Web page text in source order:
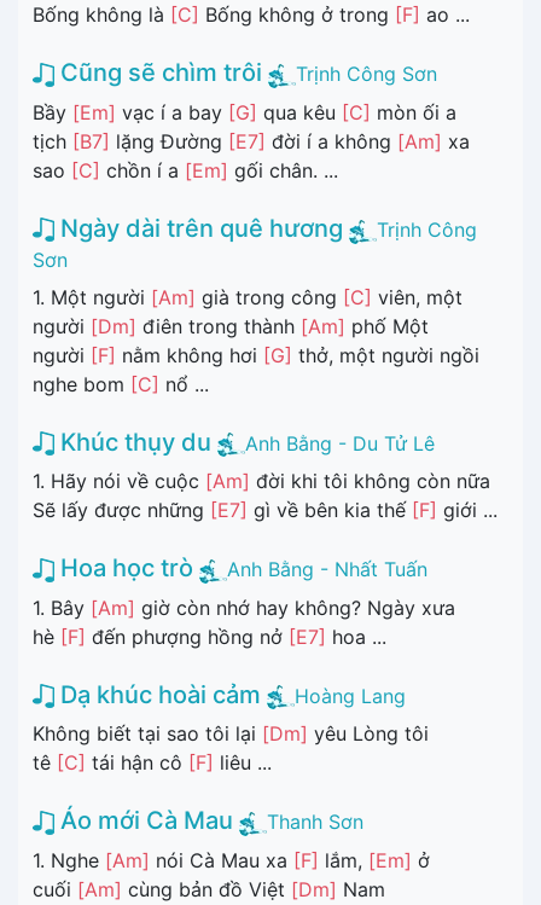
Bống không là [C] Bống không ở trong [F] ao ...
Cũng sẽ chìm trôi
Trịnh Công Sơn
Bầy [Em] vạc í a bay [G] qua kêu [C] mòn ối a
tịch [B7] lặng Đường [E7] đời í a không [Am] xa
sao [C] chồn í a [Em] gối chân. ...
Ngày dài trên quê hương
Trịnh Công
Sơn
1. Một người [Am] già trong công [C] viên, một
người [Dm] điên trong thành [Am] phố Một
người [F] nằm không hơi [G] thở, một người ngồi
nghe bom [C] nổ ...
Khúc thụy du
Anh Bằng - Du Tử Lê
1. Hãy nói về cuộc [Am] đời khi tôi không còn nữa
Sẽ lấy được những [E7] gì về bên kia thế [F] giới ...
Hoa học trò
Anh Bằng - Nhất Tuấn
1. Bây [Am] giờ còn nhớ hay không? Ngày xưa
hè [F] đến phượng hồng nở [E7] hoa ...
Dạ khúc hoài cảm
Hoàng Lang
Không biết tại sao tôi lại [Dm] yêu Lòng tôi
tê [C] tái hận cô [F] liêu ...
Áo mới Cà Mau
Thanh Sơn
1. Nghe [Am] nói Cà Mau xa [F] lắm, [Em] ở
cuối [Am] cùng bản đồ Việt [Dm] Nam